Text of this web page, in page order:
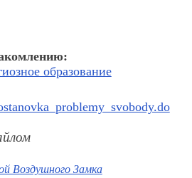
образование
Воздушного Замка